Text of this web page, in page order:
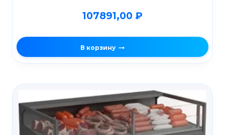
107891,00 ₽
В корзину